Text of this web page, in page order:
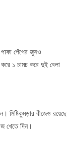
পেঁপের জুসও
১ চামচ করে দুই বেলা
মিষ্টিকুমড়ার বীজেও রয়েছে
খেতে দিন।